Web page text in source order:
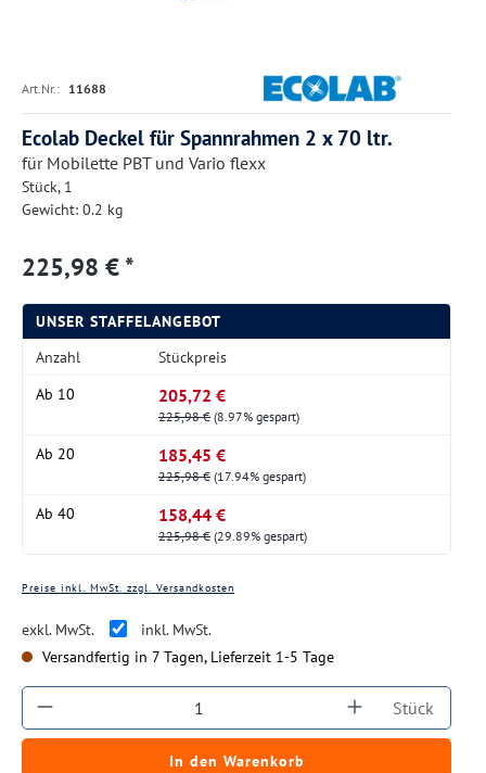
Art.Nr.: 11688
Ecolab Deckel für Spannrahmen 2 x 70 ltr.
für Mobilette PBT und Vario flexx
Stück, 1
Gewicht: 0.2 kg
225,98 € *
UNSER STAFFELANGEBOT
Anzahl
Stückpreis
Ab 10 205,72 €
225,98 € (8.97% gespart)
Ab 20 185,45 €
225,98 € (17.94% gespart)
Ab 40 158,44 €
225,98 € (29.89% gespart)
Preise inkl. MwSt. zzgl. Versandkosten
exkl. MwSt.
inkl. MwSt.
Versandfertig in 7 Tagen, Lieferzeit 1-5 Tage
Produkt Anzahl: Gib den gewünschten
Stück
In den Warenkorb